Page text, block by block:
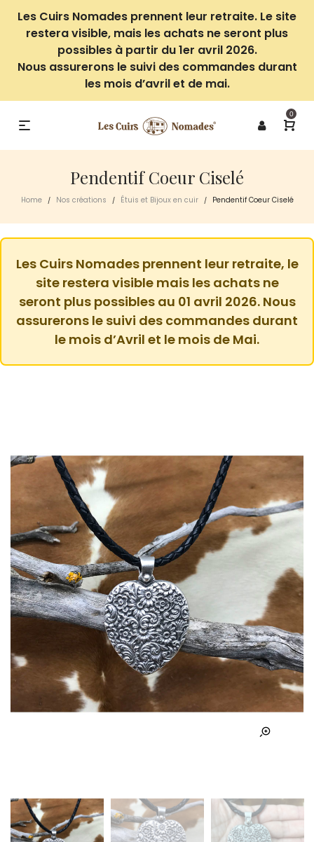
Les Cuirs Nomades prennent leur retraite. Le site
restera visible, mais les achats ne seront plus
possibles à partir du 1er avril 2026.
Nous assurerons le suivi des commandes durant
les mois d’avril et de mai.
0
Pendentif Coeur Ciselé
Home / Nos créations / Étuis et Bijoux en cuir / Pendentif Coeur Ciselé
Les Cuirs Nomades prennent leur retraite, le
site restera visible mais les achats ne
seront plus possibles au 01 avril 2026. Nous
assurerons le suivi des commandes durant
le mois d’Avril et le mois de Mai.